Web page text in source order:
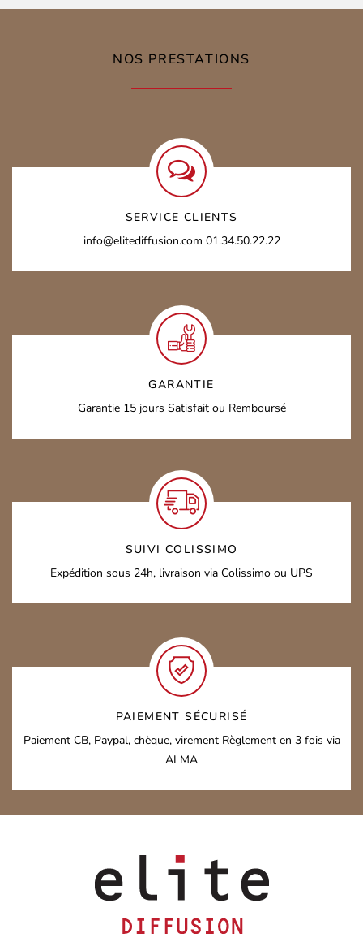
NOS PRESTATIONS
SERVICE CLIENTS
info@elitediffusion.com 01.34.50.22.22
GARANTIE
Garantie 15 jours Satisfait ou Remboursé
SUIVI COLISSIMO
Expédition sous 24h, livraison via Colissimo ou UPS
PAIEMENT SÉCURISÉ
Paiement CB, Paypal, chèque, virementRèglement en 3 fois via
ALMA